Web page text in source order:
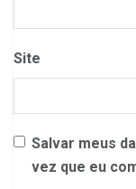
Site
Salvar meus
vez que eu